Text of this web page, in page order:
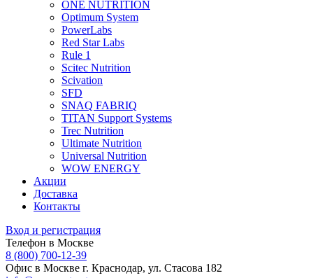
ONE NUTRITION
Optimum System
PowerLabs
Red Star Labs
Rule 1
Scitec Nutrition
Scivation
SFD
SNAQ FABRIQ
TITAN Support Systems
Trec Nutrition
Ultimate Nutrition
Universal Nutrition
WOW ENERGY
Акции
Доставка
Контакты
Вход и регистрация
Телефон в Москве
8 (800) 700-12-39
Офис в Москве г. Краснодар, ул. Стасова 182